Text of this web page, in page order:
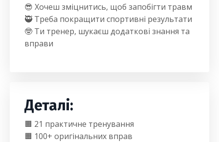
😎 Хочеш зміцнитись, щоб запобігти травм
🥷 Треба покращити спортивні результати
🤓 Ти тренер, шукаєш додаткові знання та
вправи
Деталі:
🟧 21 практичне тренування
🟧 100+ оригінальних вправ